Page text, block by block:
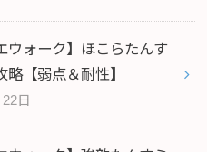
ウォーク】ほこらたんす
略【弱点＆耐性】
日